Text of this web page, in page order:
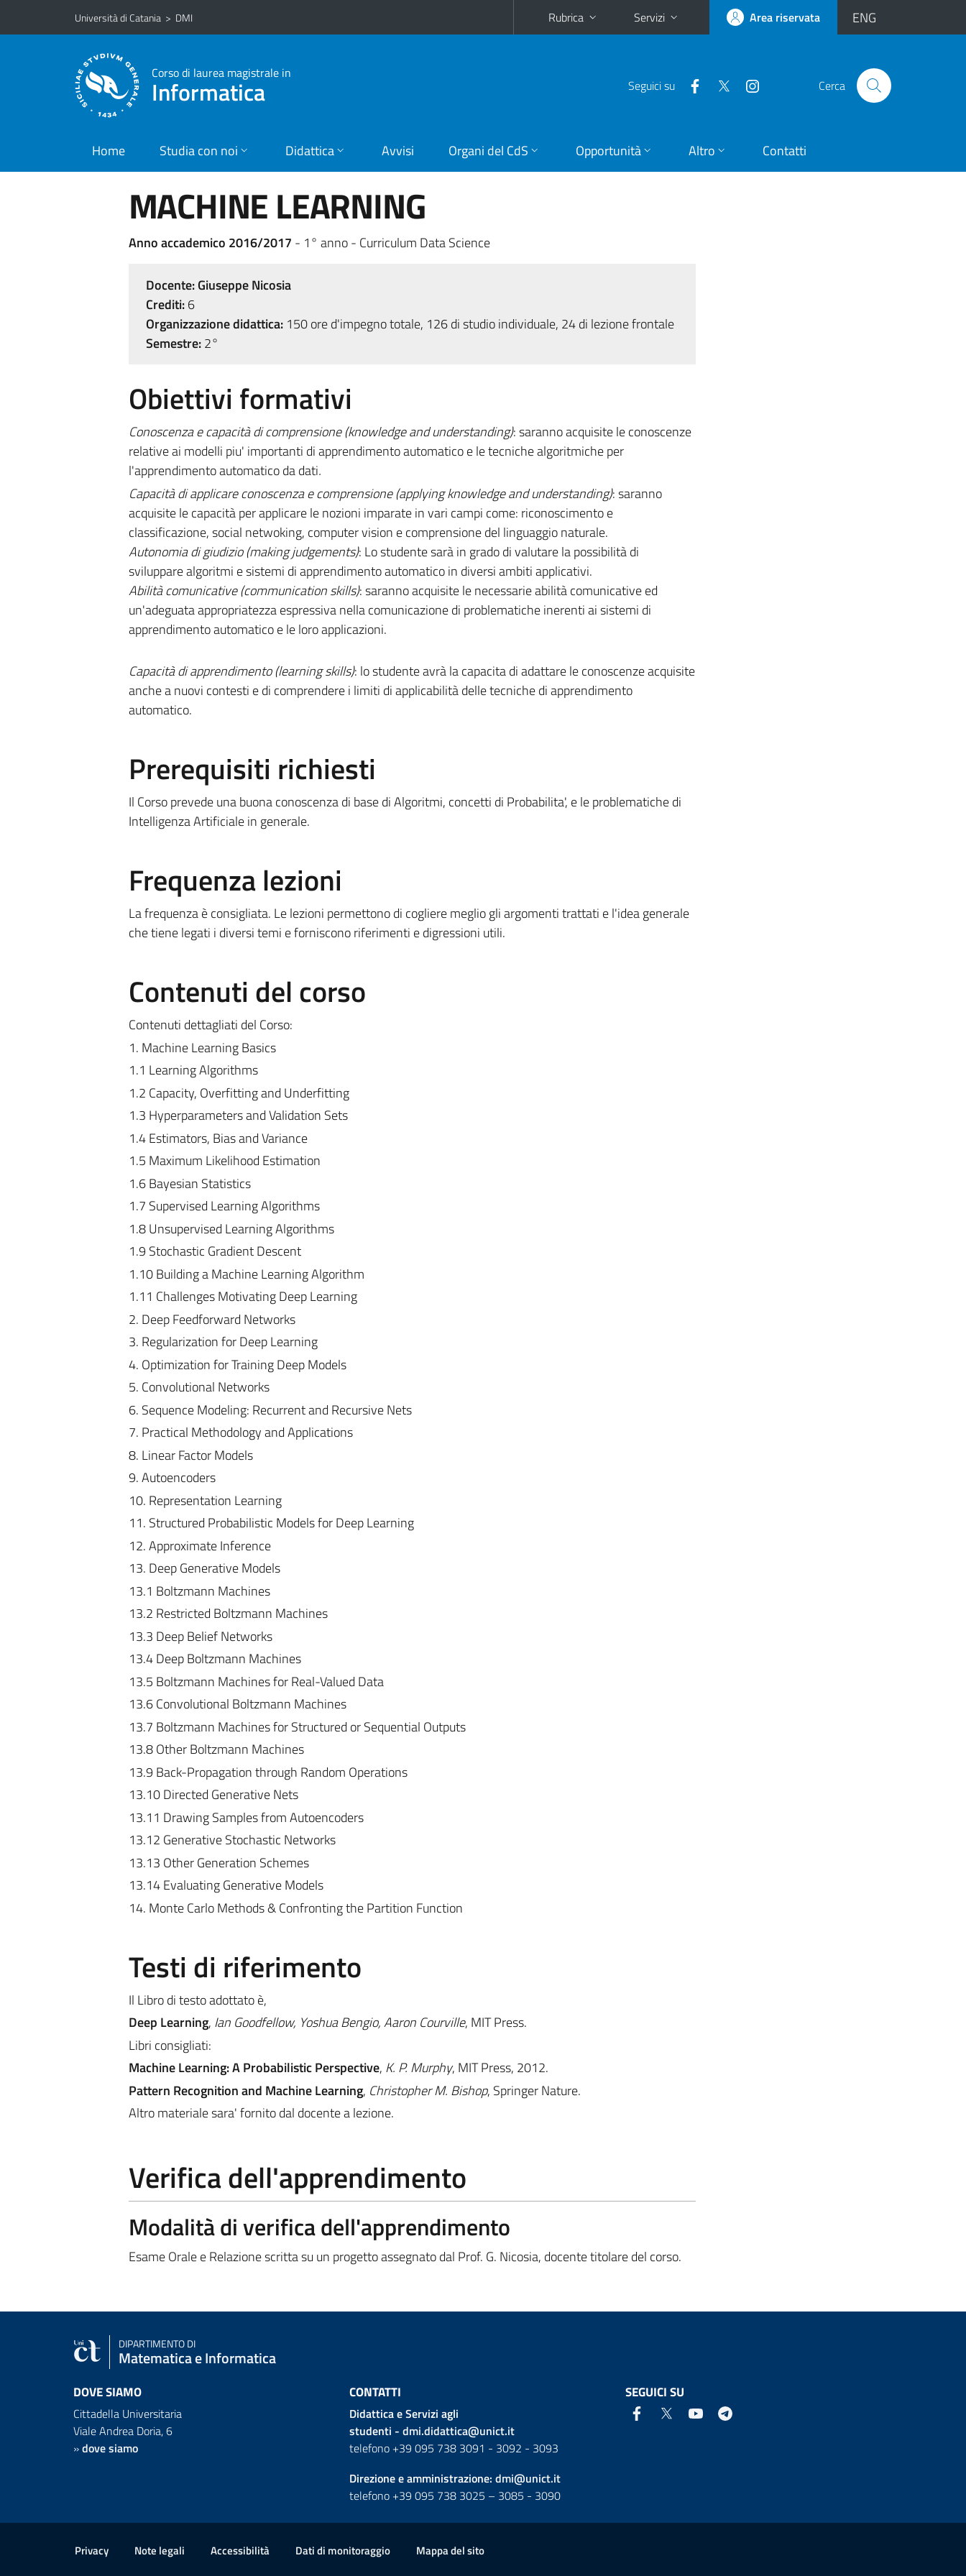
Vai al contenuto principale
Vai al menu di navigazione
Università di Catania > DMI Rubrica Servizi Area riservata ENG
Corso di laurea magistrale in
Informatica Seguici su Cerca
Home Studia con noi Didattica Avvisi Organi del CdS Opportunità Altro Contatti
MACHINE LEARNING
Anno accademico 2016/2017 - 1° anno - Curriculum Data Science
Docente:Giuseppe Nicosia
Crediti:6
Organizzazione didattica:150 ore d'impegno totale, 126 di studio individuale, 24 di lezione frontale
Semestre:2°
Obiettivi formativi
Conoscenza e capacità di comprensione (knowledge and understanding): saranno acquisite le conoscenze
relative ai modelli piu' importanti di apprendimento automatico e le tecniche algoritmiche per
l'apprendimento automatico da dati.
Capacità di applicare conoscenza e comprensione (applying knowledge and understanding): saranno
acquisite le capacità per applicare le nozioni imparate in vari campi come: riconoscimento e
classificazione, social netwoking, computer vision e comprensione del linguaggio naturale.
Autonomia di giudizio (making judgements): Lo studente sarà in grado di valutare la possibilità di
sviluppare algoritmi e sistemi di apprendimento automatico in diversi ambiti applicativi.
Abilità comunicative (communication skills): saranno acquisite le necessarie abilità comunicative ed
un'adeguata appropriatezza espressiva nella comunicazione di problematiche inerenti ai sistemi di
apprendimento automatico e le loro applicazioni.
Capacità di apprendimento (learning skills): lo studente avrà la capacita di adattare le conoscenze acquisite
anche a nuovi contesti e di comprendere i limiti di applicabilità delle tecniche di apprendimento
automatico.
Prerequisiti richiesti
Il Corso prevede una buona conoscenza di base di Algoritmi, concetti di Probabilita', e le problematiche di
Intelligenza Artificiale in generale.
Frequenza lezioni
La frequenza è consigliata. Le lezioni permettono di cogliere meglio gli argomenti trattati e l'idea generale
che tiene legati i diversi temi e forniscono riferimenti e digressioni utili.
Contenuti del corso
Contenuti dettagliati del Corso:
1. Machine Learning Basics
1.1 Learning Algorithms
1.2 Capacity, Overfitting and Underfitting
1.3 Hyperparameters and Validation Sets
1.4 Estimators, Bias and Variance
1.5 Maximum Likelihood Estimation
1.6 Bayesian Statistics
1.7 Supervised Learning Algorithms
1.8 Unsupervised Learning Algorithms
1.9 Stochastic Gradient Descent
1.10 Building a Machine Learning Algorithm
1.11 Challenges Motivating Deep Learning
2. Deep Feedforward Networks
3. Regularization for Deep Learning
4. Optimization for Training Deep Models
5. Convolutional Networks
6. Sequence Modeling: Recurrent and Recursive Nets
7. Practical Methodology and Applications
8. Linear Factor Models
9. Autoencoders
10. Representation Learning
11. Structured Probabilistic Models for Deep Learning
12. Approximate Inference
13. Deep Generative Models
13.1 Boltzmann Machines
13.2 Restricted Boltzmann Machines
13.3 Deep Belief Networks
13.4 Deep Boltzmann Machines
13.5 Boltzmann Machines for Real-Valued Data
13.6 Convolutional Boltzmann Machines
13.7 Boltzmann Machines for Structured or Sequential Outputs
13.8 Other Boltzmann Machines
13.9 Back-Propagation through Random Operations
13.10 Directed Generative Nets
13.11 Drawing Samples from Autoencoders
13.12 Generative Stochastic Networks
13.13 Other Generation Schemes
13.14 Evaluating Generative Models
14. Monte Carlo Methods & Confronting the Partition Function
Testi di riferimento
Il Libro di testo adottato è,
Deep Learning, Ian Goodfellow, Yoshua Bengio, Aaron Courville, MIT Press.
Libri consigliati:
Machine Learning: A Probabilistic Perspective, K. P. Murphy, MIT Press, 2012.
Pattern Recognition and Machine Learning, Christopher M. Bishop, Springer Nature.
Altro materiale sara' fornito dal docente a lezione.
Verifica dell'apprendimento
Modalità di verifica dell'apprendimento
Esame Orale e Relazione scritta su un progetto assegnato dal Prof. G. Nicosia, docente titolare del corso.
DIPARTIMENTO DI
Matematica e Informatica
DOVE SIAMO
Cittadella Universitaria
Viale Andrea Doria, 6
»dove siamo
CONTATTI
Didattica e Servizi agli
studenti - dmi.didattica@unict.it
telefono +39 095 738 3091 - 3092 - 3093
Direzione e amministrazione: dmi@unict.it
telefono +39 095 738 3025 – 3085 - 3090
SEGUICI SU
Privacy Note legali Accessibilità Dati di monitoraggio Mappa del sito